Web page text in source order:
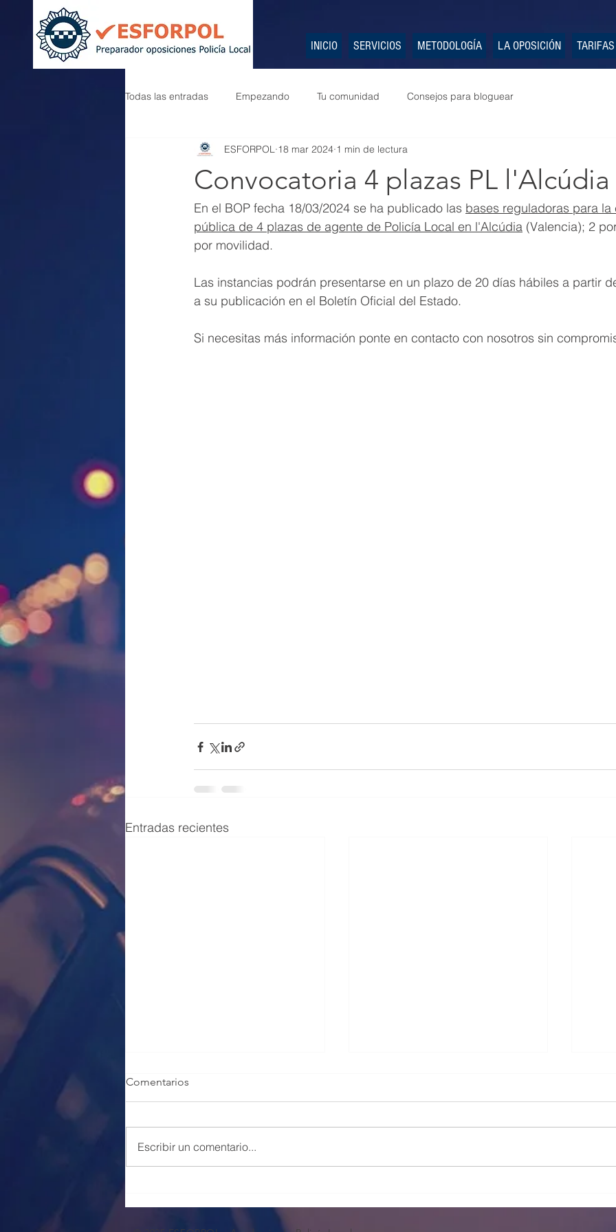
INICIO SERVICIOS METODOLOGÍA LA OPOSICIÓN TARIFAS
Todas las entradas Empezando Tu comunidad Consejos para bloguear
Convocatoria 4 plazas PL l'Alcúdia
ESFORPOL 18 mar 2024 1 min de lectura
En el BOP fecha 18/03/2024 se ha publicado las bases reguladoras para
pública de 4 plazas de agente de Policía Local en l'Alcúdia (Valencia); 2
por movilidad.
Las instancias podrán presentarse en un plazo de 20 días hábiles a partir
a su publicación en el Boletín Oficial del Estado.
Si necesitas más información ponte en contacto con nosotros sin
Entradas recientes
Comentarios
Escribir un comentario...